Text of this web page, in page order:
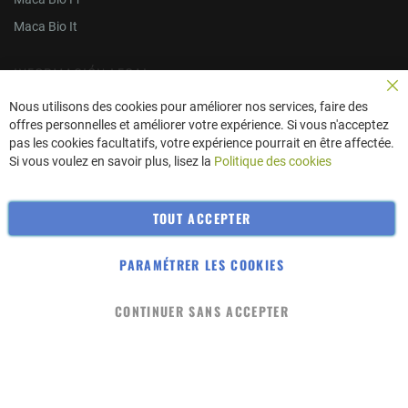
Maca Bio It
INFORMACIÓN LEGAL
Política de privacidad (FR)
Entrega(FR)
Mapa del sitio
© 2023 macabio. Terre Inconnue
Nous utilisons des cookies pour améliorer nos services, faire des
offres personnelles et améliorer votre expérience. Si vous n'acceptez
pas les cookies facultatifs, votre expérience pourrait en être affectée.
Si vous voulez en savoir plus, lisez la Politique des cookies
TOUT ACCEPTER
PARAMÉTRER LES COOKIES
CONTINUER SANS ACCEPTER